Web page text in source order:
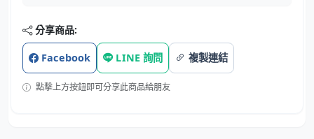
分享商品:
Facebook LINE 詢問 複製連結
點擊上方按鈕即可分享此商品給朋友